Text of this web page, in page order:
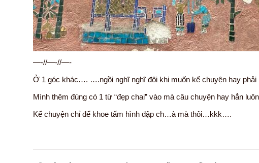
—-//—-//—-
Ở 1 góc khác…. ….ngồi nghĩ nghĩ đôi khi muốn kể chuyện hay phải
Mình thêm đúng có 1 từ “đẹp chai” vào mà câu chuyện hay hẳn
Kể chuyện chỉ để khoe tấm hình đập ch…à mà thôi…kkk….